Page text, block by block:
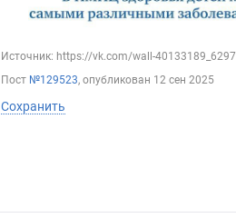
Источник: https://vk.com/wall-40133189_6297
Пост №129523, опубликован 12 сен 2025
Сохранить